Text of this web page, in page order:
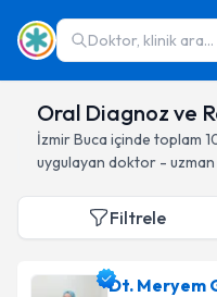
Doktor, klinik ara...
Oral Diagnoz ve
İzmirBuca içinde toplam
uygulayan doktor - uzman
Filtrele
Dt. Meryem